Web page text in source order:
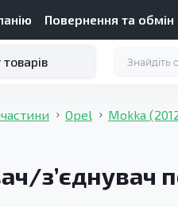
Повернення та обмін
Opel Mokka
зʼєднувач